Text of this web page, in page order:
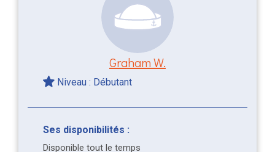
Graham W.
Niveau : Débutant
Ses disponibilités :
Disponible tout le temps